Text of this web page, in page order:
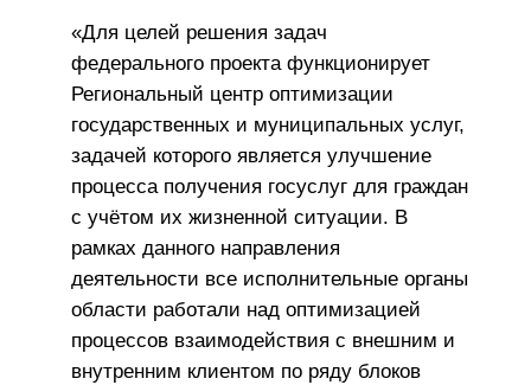
«Для целей решения задач
федерального проекта функционирует
Региональный центр оптимизации
государственных и муниципальных услуг,
задачей которого является улучшение
процесса получения госуслуг для граждан
с учётом их жизненной ситуации. В
рамках данного направления
деятельности все исполнительные органы
области работали над оптимизацией
процессов взаимодействия с внешним и
внутренним клиентом по ряду блоков